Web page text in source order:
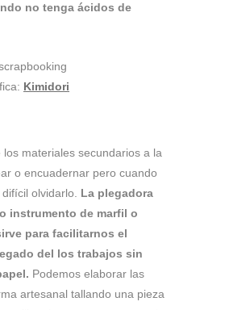
no tenga ácidos de
Kimidori
los materiales secundarios a la
o encuadernar pero cuando
olvidarlo. La plegadora
instrumento de marfil o
para facilitarnos el
del los trabajos sin
Podemos elaborar las
artesanal tallando una pieza